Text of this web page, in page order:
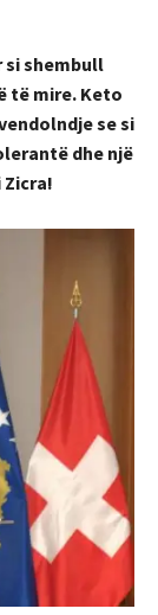
si shembull
të mire. Keto
se si
dhe një